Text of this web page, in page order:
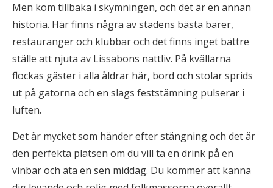
Men kom tillbaka i skymningen, och det är en annan
historia. Här finns några av stadens bästa barer,
restauranger och klubbar och det finns inget bättre
ställe att njuta av Lissabons nattliv. På kvällarna
flockas gäster i alla åldrar här, bord och stolar sprids
ut på gatorna och en slags feststämning pulserar i
luften.
Det är mycket som händer efter stängning och det är
den perfekta platsen om du vill ta en drink på en
vinbar och äta en sen middag. Du kommer att känna